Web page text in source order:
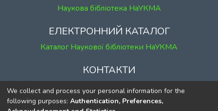
Наукова бібліотека НаУКМА
ЕЛЕКТРОННИЙ КАТАЛОГ
Каталог Наукової бібліотеки НаУКМА
КОНТАКТИ
м. Київ, вул. Григорія Сковороди, 2
к. 1, к. 120
We collect and process your personal information for the
following purposes: Authentication, Preferences,